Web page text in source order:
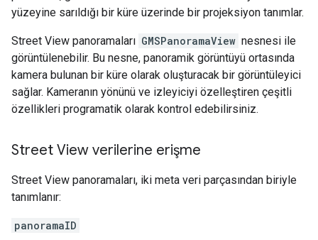
yüzeyine sarıldığı bir küre üzerinde bir projeksiyon tanımlar.
Street View panoramaları GMSPanoramaView nesnesi ile
görüntülenebilir. Bu nesne, panoramik görüntüyü ortasında
kamera bulunan bir küre olarak oluşturacak bir görüntüleyici
sağlar. Kameranın yönünü ve izleyiciyi özelleştiren çeşitli
özellikleri programatik olarak kontrol edebilirsiniz.
Street View verilerine erişme
Street View panoramaları, iki meta veri parçasından biriyle
tanımlanır:
panoramaID